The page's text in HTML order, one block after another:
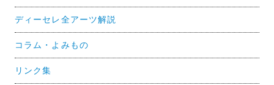
ディーセレ全アーツ解説
コラム・よみもの
リンク集